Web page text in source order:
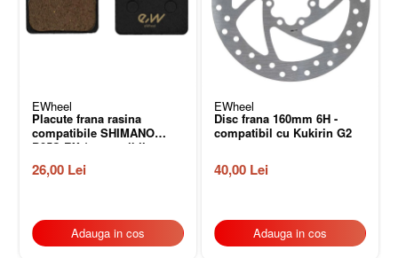
EWheel
Placute frana rasina
compatibile SHIMANO
B05S-RX (compatibil
Kukirin G2/G4 2025)
26,00 Lei
Adauga in cos
EWheel
Disc frana 160mm 6H -
compatibil cu Kukirin G2
40,00 Lei
Adauga in cos